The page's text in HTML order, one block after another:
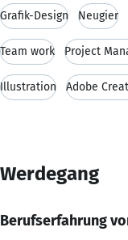
Grafik-Design Neugier
Team work Project
Illustration Adobe
Werdegang
Berufserfahrung